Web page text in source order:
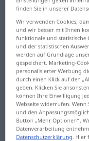
haltbar
Haltbarkeitsdatum
halten
Haltestelle
Halteverbot
Haltung
finden Sie in unserer
Wir verwenden Cookies,
und wir besser mit Ihnen
funktionale und statistische
und der statistischen
werden auf Grundlage
gespeichert. Marketing-
personalisierter Werbung
durch einen Klick auf den
geben. Klicken Sie
können Ihre Einwilligung
Webseite widerrufen.
und den
Button „Mehr Optionen“.
Datenverarbeitung
Datenschutzerklärung. Hier